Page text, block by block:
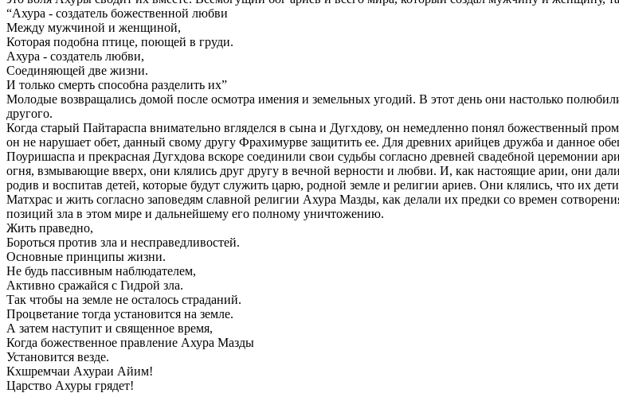
“Ахура - создатель божественной любви
Между мужчиной и женщиной,
Которая подобна птице, поющей в груди.
Ахура - создатель любви,
Соединяющей две жизни.
И только смерть способна разделить их”
Молодые возвращались домой после осмотра имения и земельных угодий. В этот день они настолько
другого.
Когда старый Пайтараспа внимательно вгляделся в сына и Дугхдову, он немедленно понял божественный
он не нарушает обет, данный свому другу Фрахимурве защитить ее. Для древних арийцев дружба и данное
Поуришаспа и прекрасная Дугхдова вскоре соединили свои судьбы согласно древней свадебной церемонии
огня, взмывающие вверх, они клялись друг другу в вечной верности и любви. И, как настоящие арии, они
родив и воспитав детей, которые будут служить царю, родной земле и религии ариев. Они клялись, что их
Матхрас и жить согласно заповедям славной религии Ахура Мазды, как делали их предки со времен
позиций зла в этом мире и дальнейшему его полному уничтожению.
Жить праведно,
Бороться против зла и несправедливостей.
Основные принципы жизни.
Не будь пассивным наблюдателем,
Активно сражайся с Гидрой зла.
Так чтобы на земле не осталось страданий.
Процветание тогда установится на земле.
А затем наступит и священное время,
Когда божественное правление Ахура Мазды
Установится везде.
Кхшремчаи Ахураи Айим!
Царство Ахуры грядет!